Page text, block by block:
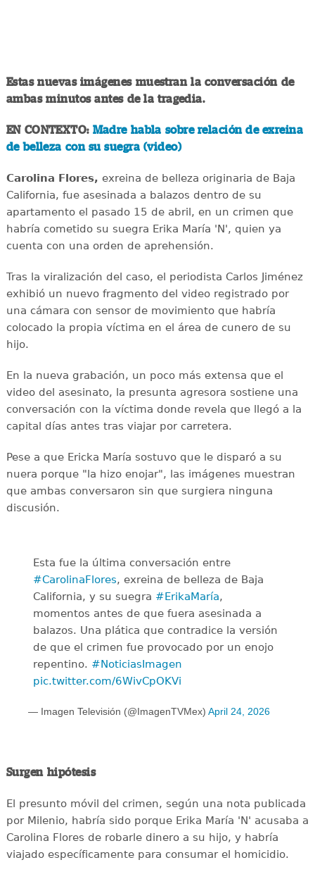
Estas nuevas imágenes muestran la conversación de
ambas minutos antes de la tragedia.
EN CONTEXTO: Madre habla sobre relación de exreina
de belleza con su suegra (video)
Carolina Flores, exreina de belleza originaria de Baja
California, fue asesinada a balazos dentro de su
apartamento el pasado 15 de abril, en un crimen que
habría cometido su suegra Erika María 'N', quien ya
cuenta con una orden de aprehensión.
Tras la viralización del caso, el periodista Carlos Jiménez
exhibió un nuevo fragmento del video registrado por
una cámara con sensor de movimiento que habría
colocado la propia víctima en el área de cunero de su
hijo.
En la nueva grabación, un poco más extensa que el
video del asesinato, la presunta agresora sostiene una
conversación con la víctima donde revela que llegó a la
capital días antes tras viajar por carretera.
Pese a que Ericka María sostuvo que le disparó a su
nuera porque "la hizo enojar", las imágenes muestran
que ambas conversaron sin que surgiera ninguna
discusión.
Esta fue la última conversación entre
#CarolinaFlores, exreina de belleza de Baja
California, y su suegra #ErikaMaría,
momentos antes de que fuera asesinada a
balazos. Una plática que contradice la versión
de que el crimen fue provocado por un enojo
repentino. #NoticiasImagen
pic.twitter.com/6WivCpOKVi
— Imagen Televisión (@ImagenTVMex) April 24, 2026
Surgen hipótesis
El presunto móvil del crimen, según una nota publicada
por Milenio, habría sido porque Erika María 'N' acusaba a
Carolina Flores de robarle dinero a su hijo, y habría
viajado específicamente para consumar el homicidio.